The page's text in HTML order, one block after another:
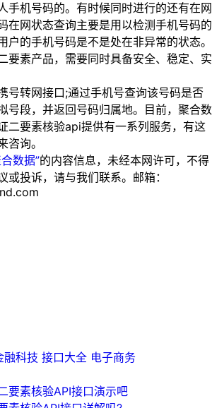
手机号码的。有时候同时进行的还有在网
在网状态查询主要是用以检测手机号码的
户的手机号码是不是处在非异常的状态。
要素产品，需要同时具备安全、稳定、实
转网接口;通过手机号查询该号码是否
号段，并返回号码归属地。目前，聚合数
二要素核验api提供有一系列服务，有这
咨询。
数据”的内容信息，未经本网许可，不得
或投诉，请与我们联系。邮箱：
融科技 接口大全 电子商务
要素核验API接口演示吧